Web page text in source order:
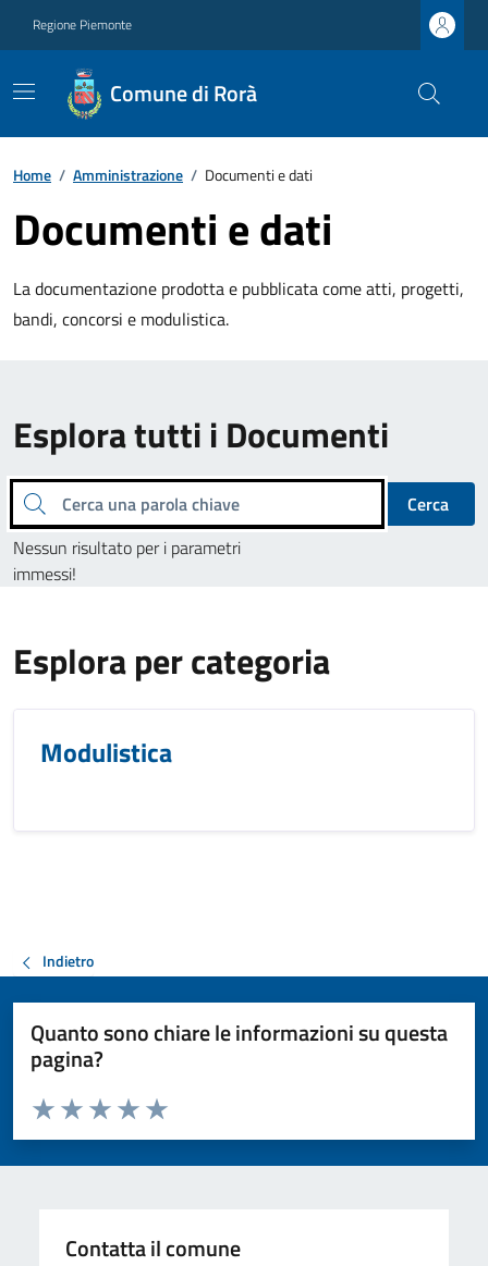
Regione Piemonte
Comune di Rorà
Home / Amministrazione / Documenti e dati
Documenti e dati
La documentazione prodotta e pubblicata come atti, progetti,
bandi, concorsi e modulistica.
Esplora tutti i Documenti
Cerca una parola chiave
Cerca
Nessun risultato per i parametri
immessi!
Esplora per categoria
Modulistica
Indietro
Quanto sono chiare le informazioni su questa
pagina?
Valuta da 1 a 5 stelle la pagina
Valuta 5 stelle su 5
Valuta 4 stelle su 5
Valuta 3 stelle su 5
Valuta 2 stelle su 5
Valuta 1 stelle su 5
Contatta il comune